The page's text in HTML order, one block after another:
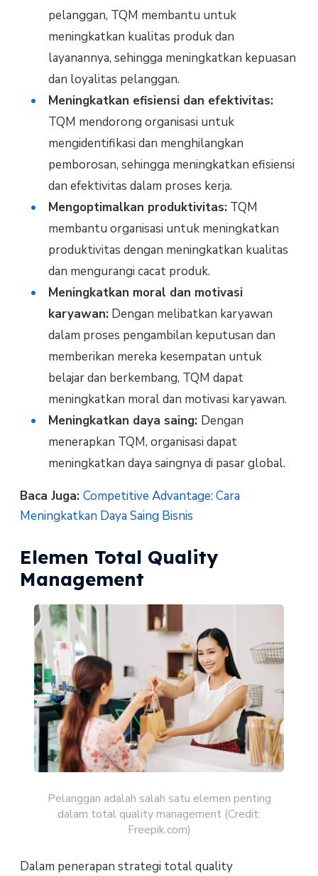
pelanggan, TQM membantu untuk
meningkatkan kualitas produk dan
layanannya, sehingga meningkatkan kepuasan
dan loyalitas pelanggan.
Meningkatkan efisiensi dan efektivitas:
TQM mendorong organisasi untuk
mengidentifikasi dan menghilangkan
pemborosan, sehingga meningkatkan efisiensi
dan efektivitas dalam proses kerja.
Mengoptimalkan produktivitas:TQM
membantu organisasi untuk meningkatkan
produktivitas dengan meningkatkan kualitas
dan mengurangi cacat produk.
Meningkatkan moral dan motivasi
karyawan:Dengan melibatkan karyawan
dalam proses pengambilan keputusan dan
memberikan mereka kesempatan untuk
belajar dan berkembang, TQM dapat
meningkatkan moral dan motivasi karyawan.
Meningkatkan daya saing: Dengan
menerapkan TQM, organisasi dapat
meningkatkan daya saingnya di pasar global.
Baca Juga: Competitive Advantage: Cara
Meningkatkan Daya Saing Bisnis
Elemen Total Quality
Management
Pelanggan adalah salah satu elemen penting
dalam total quality management (Credit:
Freepik.com)
Dalam penerapan strategi total quality